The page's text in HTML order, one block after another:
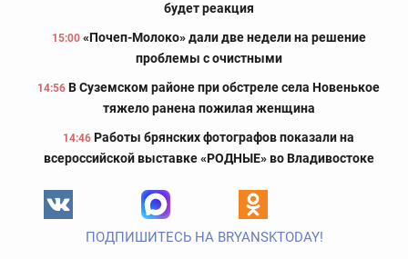
будет реакция
15:00 «Почеп-Молоко» дали две недели на решение
проблемы с очистными
14:56 В Суземском районе при обстреле села Новенькое
тяжело ранена пожилая женщина
14:46 Работы брянских фотографов показали на
всероссийской выставке «РОДНЫЕ» во Владивостоке
ПОДПИШИТЕСЬ НА BRYANSKTODAY!